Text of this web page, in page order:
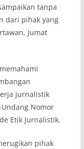
tanpa
dari pihak yang
Jumat
jurnalistik
Nomor
Etik Jurnalistik.
pihak